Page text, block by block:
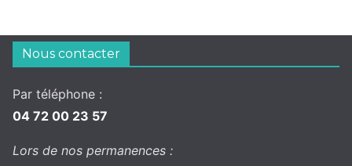
Nous contacter
Par téléphone :
04 72 00 23 57
Lors de nos permanences :